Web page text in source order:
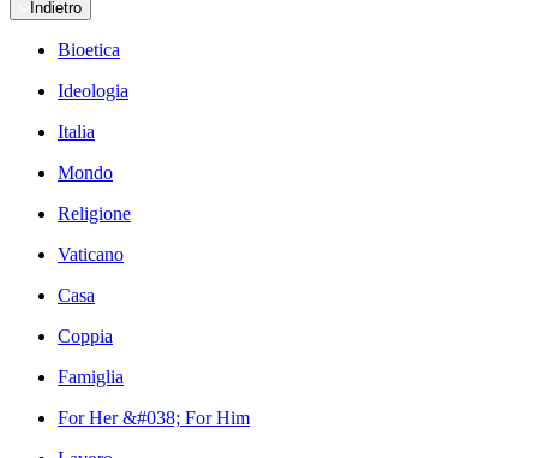
Indietro
Bioetica
Ideologia
Italia
Mondo
Religione
Vaticano
Casa
Coppia
Famiglia
For Her &#038; For Him